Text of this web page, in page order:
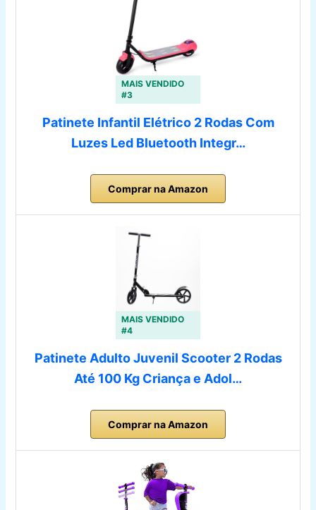
MAIS VENDIDO
#3
Patinete Infantil Elétrico 2 Rodas Com
Luzes Led Bluetooth Integr…
Comprar na Amazon
MAIS VENDIDO
#4
Patinete Adulto Juvenil Scooter 2 Rodas
Até 100 Kg Criança e Adol…
Comprar na Amazon